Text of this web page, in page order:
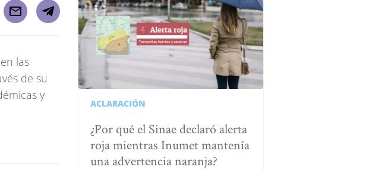
en las
de su
y
ACLARACIÓN
¿Por qué el Sinae declaró alerta
roja mientras Inumet mantenía
una advertencia naranja?